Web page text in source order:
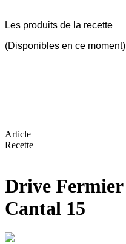
Les produits de la recette
(Disponibles en ce moment)
Article
Recette
Drive Fermier
Cantal 15